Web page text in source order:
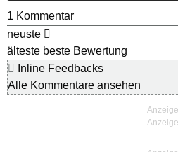
1 Kommentar
neuste
älteste beste Bewertung
Inline Feedbacks
Alle Kommentare ansehen